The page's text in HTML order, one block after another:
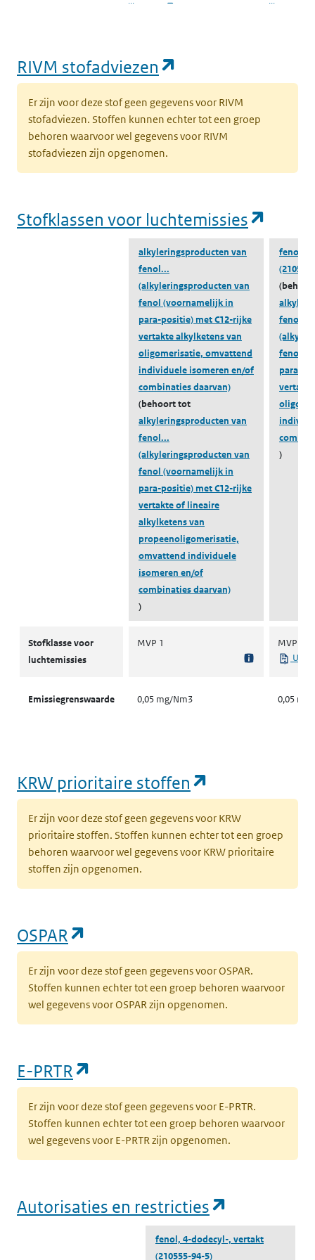
Bijlage XIV
(opent in een nieuw tabblad)Bijlage XIV
Datum
toevoeging
25-11-2022
Emissiegegevens
ZZS-Navigator
lucht
Naar lucht
ZZS-Navigator
water
RIVM stofadviezen
Er zijn voor deze stof geen gegevens voor RIVM
stofadviezen. Stoffen kunnen echter tot een groep
behoren waarvoor wel gegevens voor RIVM
stofadviezen zijn opgenomen.
Stofklassen voor luchtemissies
alkyleringsproducten van
fenol...
(alkyleringsproducten van
fenol (voornamelijk in
para-positie) met C12-rijke
vertakte alkylketens van
oligomerisatie, omvattend
individuele isomeren en/of
combinaties daarvan)
(behoort tot
alkyleringsproducten van
fenol...
(alkyleringsproducten van
fenol (voornamelijk in
para-positie) met C12-rijke
vertakte of lineaire
alkylketens van
propeenoligomerisatie,
omvattend individuele
isomeren en/of
combinaties daarvan)
)
fenol,
fenol...
fenol
para-
)
Stofklasse voor
luchtemissies
MVP 1
MVP 1
Uit
Emissiegrenswaarde 0,05 mg/Nm3 0,05
KRW prioritaire stoffen
Er zijn voor deze stof geen gegevens voor KRW
prioritaire stoffen. Stoffen kunnen echter tot een groep
behoren waarvoor wel gegevens voor KRW prioritaire
stoffen zijn opgenomen.
OSPAR
Er zijn voor deze stof geen gegevens voor OSPAR.
Stoffen kunnen echter tot een groep behoren waarvoor
wel gegevens voor OSPAR zijn opgenomen.
E-PRTR
Er zijn voor deze stof geen gegevens voor E-PRTR.
Stoffen kunnen echter tot een groep behoren waarvoor
wel gegevens voor E-PRTR zijn opgenomen.
Autorisaties en restricties
fenol, 4-dodecyl-, vertakt
(210555-94-5)